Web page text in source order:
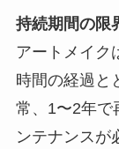
持続期間の限
アートメイク
時間の経過と
常、1〜2年で
ンテナンスが